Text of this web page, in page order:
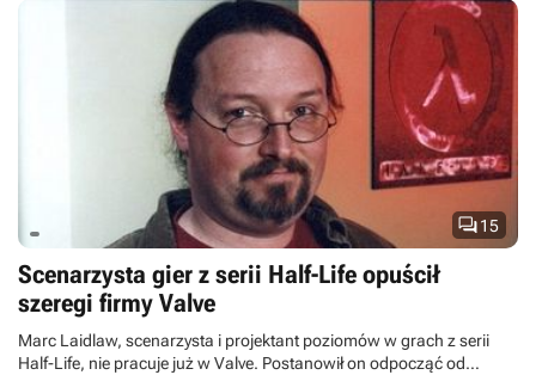
15
Scenarzysta gier z serii Half-Life opuścił
szeregi firmy Valve
Marc Laidlaw, scenarzysta i projektant poziomów w grach z serii
Half-Life, nie pracuje już w Valve. Postanowił on odpocząć od